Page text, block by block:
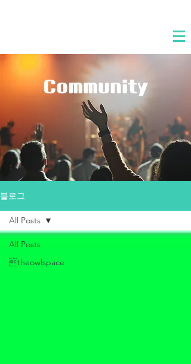
Community
블로그
All Posts
theowlspace
All Posts